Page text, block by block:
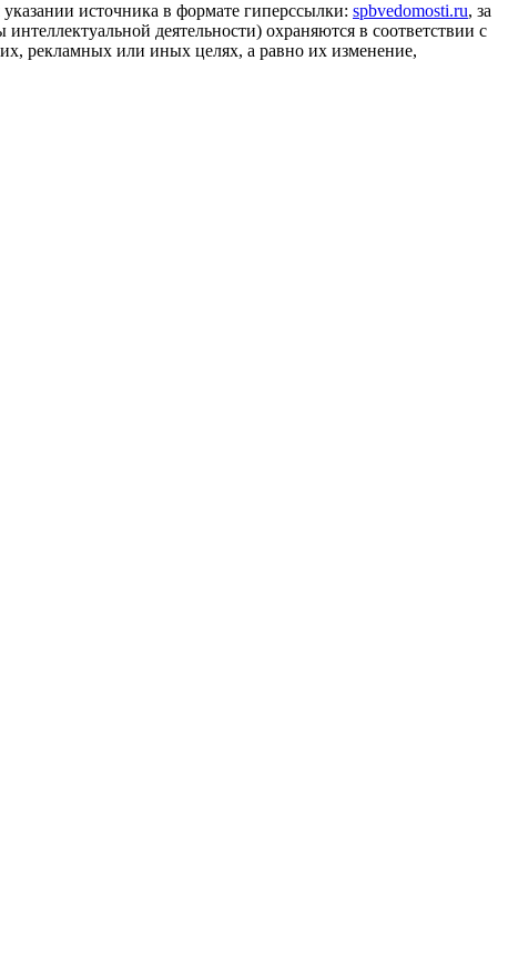
источника в формате гиперссылки: spbvedomosti.ru, за
деятельности) охраняются в соответствии с
рекламных или иных целях, а равно их изменение,